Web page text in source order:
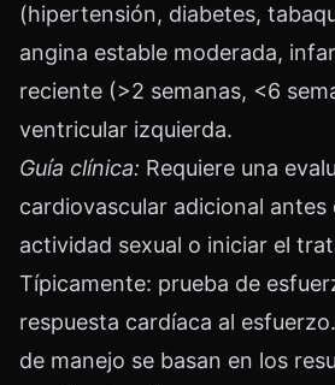
(hipertensión, diabetes,
angina estable moderada,
reciente (>2 semanas, <6
ventricular izquierda.
Guía clínica: Requiere una
cardiovascular adicional antes
actividad sexual o iniciar el
Típicamente: prueba de
respuesta cardíaca al
de manejo se basan en los